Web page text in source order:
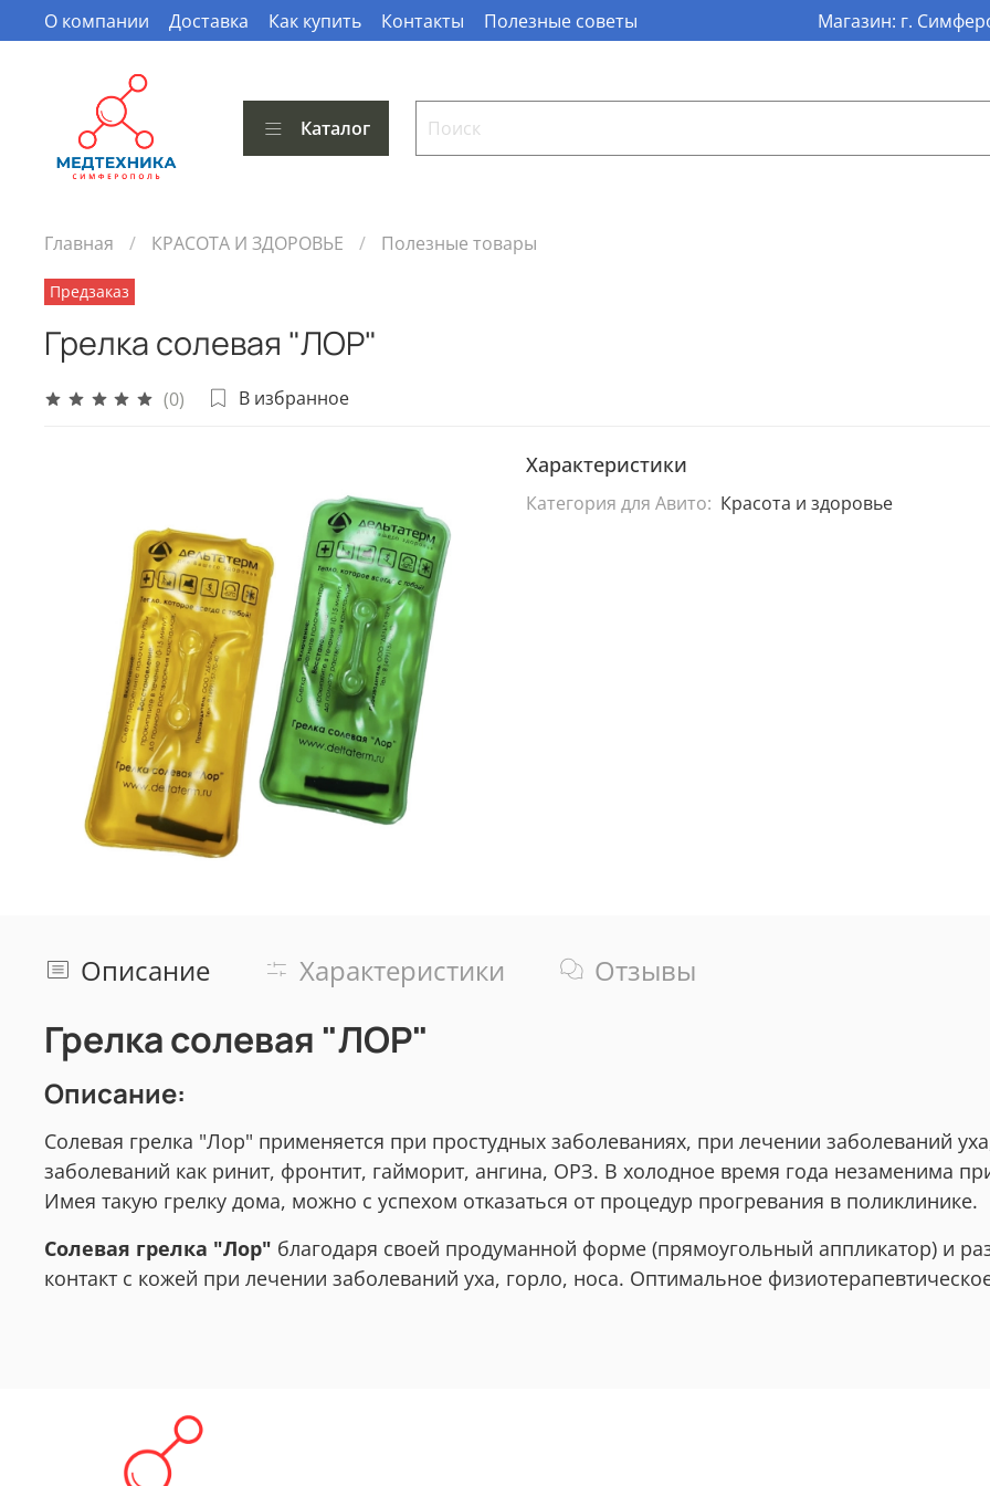
О компании Доставка Как купить Контакты Полезные советы Магазин: г.
Каталог
Главная КРАСОТА И ЗДОРОВЬЕ Полезные товары
Предзаказ
Грелка солевая "ЛОР"
(0) В избранное
Характеристики
Категория для Авито: Красота и здоровье
Описание Характеристики Отзывы
Грелка солевая "ЛОР"
Описание:
Солевая грелка "Лор" применяется при простудных заболеваниях, при лечении заболеваний
заболеваний как ринит, фронтит, гайморит, ангина, ОРЗ. В холодное время года незаменима
Имея такую грелку дома, можно с успехом отказаться от процедур прогревания в поликлинике.
Солевая грелка "Лор" благодаря своей продуманной форме (прямоугольный аппликатор) и
контакт с кожей при лечении заболеваний уха, горло, носа. Оптимальное